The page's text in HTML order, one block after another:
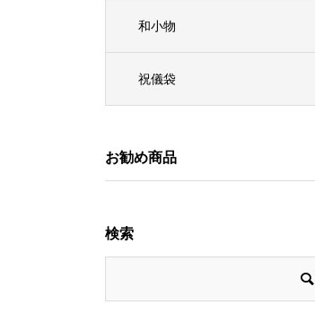
和小物
祝儀袋
お勧め商品
検索